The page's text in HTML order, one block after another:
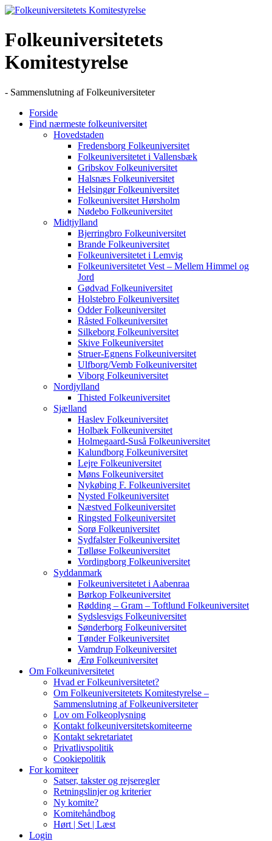
Skip
content
Folkeuniversitetets
Komitestyrelse
- Sammenslutning af Folkeuniversiteter
Forside
Find nærmeste folkeuniversitet
Hovedstaden
Fredensborg Folkeuniversitet
Folkeuniversitetet i Vallensbæk
Gribskov Folkeuniversitet
Halsnæs Folkeuniversitet
Helsingør Folkeuniversitet
Folkeuniversitet Hørsholm
Nødebo Folkeuniversitet
Midtjylland
Bjerringbro Folkeuniversitet
Brande Folkeuniversitet
Folkeuniversitetet i Lemvig
Folkeuniversitetet Vest – Mellem Himmel og
Jord
Gødvad Folkeuniversitet
Holstebro Folkeuniversitet
Odder Folkeuniversitet
Råsted Folkeuniversitet
Silkeborg Folkeuniversitet
Skive Folkeuniversitet
Struer-Egnens Folkeuniversitet
Ulfborg/Vemb Folkeuniversitet
Viborg Folkeuniversitet
Nordjylland
Thisted Folkeuniversitet
Sjælland
Haslev Folkeuniversitet
Holbæk Folkeuniversitet
Holmegaard-Suså Folkeuniversitet
Kalundborg Folkeuniversitet
Lejre Folkeuniversitet
Møns Folkeuniversitet
Nykøbing F. Folkeuniversitet
Nysted Folkeuniversitet
Næstved Folkeuniversitet
Ringsted Folkeuniversitet
Sorø Folkeuniversitet
Sydfalster Folkeuniversitet
Tølløse Folkeuniversitet
Vordingborg Folkeuniversitet
Syddanmark
Folkeuniversitetet i Aabenraa
Børkop Folkeuniversitet
Rødding – Gram – Toftlund Folkeuniversitet
Sydslesvigs Folkeuniversitet
Sønderborg Folkeuniversitet
Tønder Folkeuniversitet
Vamdrup Folkeuniversitet
Ærø Folkeuniversitet
Om Folkeuniversitetet
Hvad er Folkeuniversitetet?
Om Folkeuniversitetets Komitestyrelse –
Sammenslutning af Folkeuniversiteter
Lov om Folkeoplysning
Kontakt folkeuniversitetskomiteerne
Kontakt sekretariatet
Privatlivspolitik
Cookiepolitik
For komiteer
Satser, takster og rejseregler
Retningslinjer og kriterier
Ny komite?
Komitehåndbog
Hørt | Set | Læst
Login